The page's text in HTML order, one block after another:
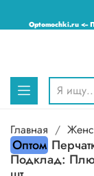
Optomochki.ru <--
Главная
Оптом
Подклад: